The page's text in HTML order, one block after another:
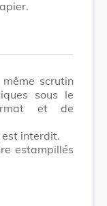
scrutin
sous le
et de
interdit.
estampillés